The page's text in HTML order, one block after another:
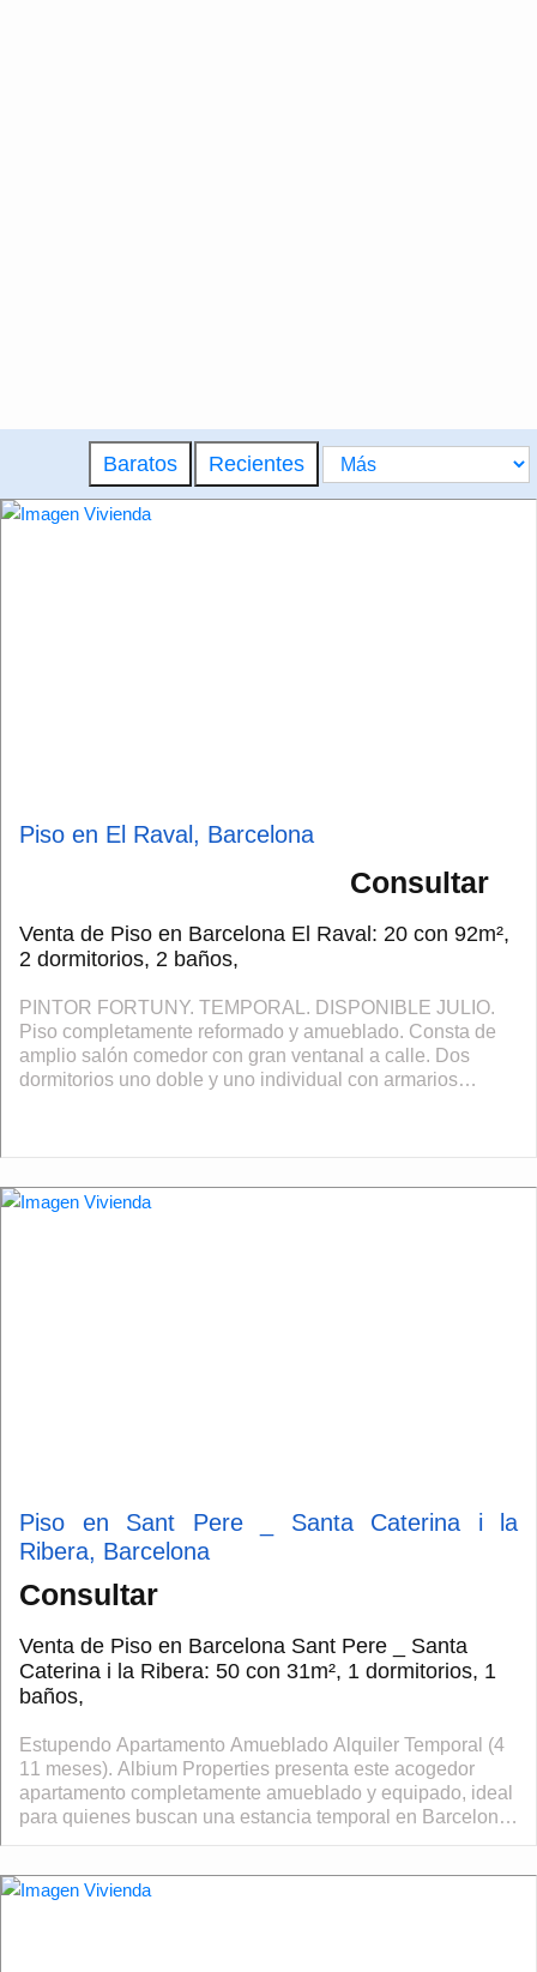
Baratos Recientes
Piso en El Raval, Barcelona
Consultar
Venta de Piso en Barcelona El Raval: 20 con 92m²,
2 dormitorios, 2 baños,
PINTOR FORTUNY. TEMPORAL. DISPONIBLE JULIO.
Piso completamente reformado y amueblado. Consta de
amplio salón comedor con gran ventanal a calle. Dos
dormitorios uno doble y uno individual con armarios
Piso en Sant Pere _ Santa Caterina i la
Ribera, Barcelona
Consultar
Venta de Piso en Barcelona Sant Pere _ Santa
Caterina i la Ribera: 50 con 31m², 1 dormitorios, 1
baños,
Estupendo Apartamento Amueblado Alquiler Temporal (4
11 meses). Albium Properties presenta este acogedor
apartamento completamente amueblado y equipado, ideal
para quienes buscan una estancia temporal en Barcelona
con todas las comodidades y los gast...